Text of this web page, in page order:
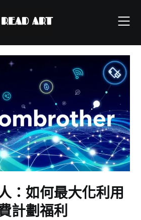
：如何最大化利用
計劃福利